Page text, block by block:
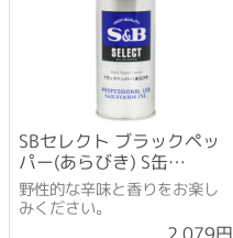
SBセレクト ブラックペッ
パー(あらびき) S缶
(100g)×3個セット
野性的な辛味と香りをお楽し
みください。